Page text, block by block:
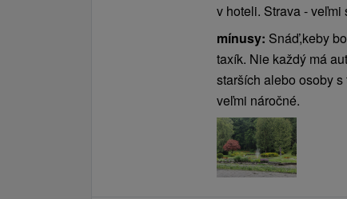
v hoteli. Strava - veľmi
mínusy: Snáď,keby
taxík. Nie každý má
starších alebo osoby
veľmi náročné.